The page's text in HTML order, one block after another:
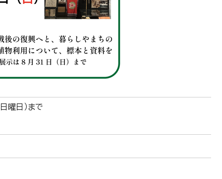
日）まで